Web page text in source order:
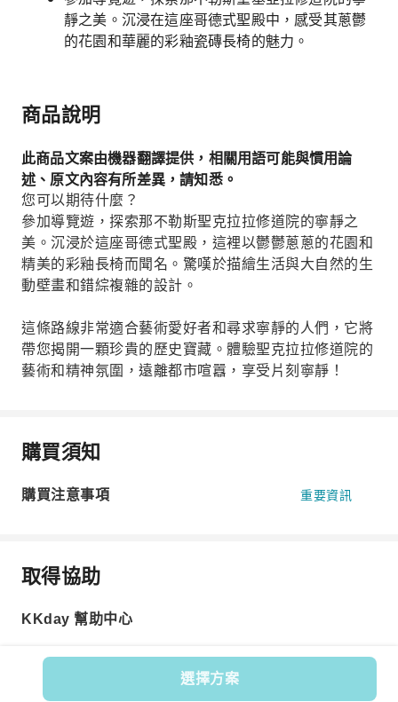
靜之美。沉浸在這座哥德式聖殿中，感受其蔥鬱
的花園和華麗的彩釉瓷磚長椅的魅力。
選擇方案
商品說明
此商品文案由機器翻譯提供，相關用語可能與慣用論
述、原文內容有所差異，請知悉。
您可以期待什麼？
參加導覽遊，探索那不勒斯聖克拉拉修道院的寧靜之
美。沉浸於這座哥德式聖殿，這裡以鬱鬱蔥蔥的花園和
精美的彩釉長椅而聞名。驚嘆於描繪生活與大自然的生
動壁畫和錯綜複雜的設計。
這條路線非常適合藝術愛好者和尋求寧靜的人們，它將
帶您揭開一顆珍貴的歷史寶藏。體驗聖克拉拉修道院的
藝術和精神氛圍，遠離都市喧囂，享受片刻寧靜！
購買須知
購買注意事項 重要資訊
取得協助
KKday 幫助中心